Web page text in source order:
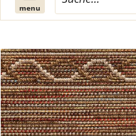
menu